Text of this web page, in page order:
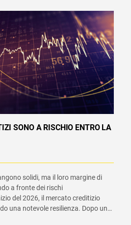
SONO A RISCHIO ENTRO LA
solidi, ma il loro margine di
a fronte dei rischi
una notevole resilienza. Dopo un
dello shock geopolitico in